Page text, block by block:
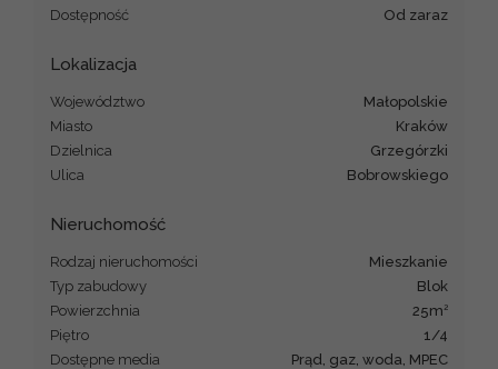
Dostępność
Od zaraz
Lokalizacja
Województwo
małopolskie
Miasto
Kraków
Dzielnica
Grzegórzki
Ulica
Bobrowskiego
Nieruchomość
Rodzaj nieruchomości
mieszkanie
Typ zabudowy
blok
Powierzchnia
25m 2
Piętro
1/4
Dostępne media
Prąd, gaz, woda, MPEC